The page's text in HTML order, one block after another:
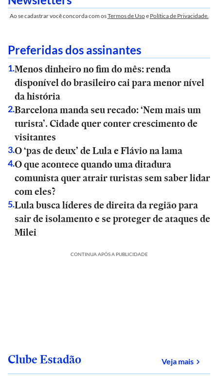
Ao se cadastrar você concorda com osTermos de Usoe Política de Privacidade.
Preferidas dos assinantes
1.Menos dinheiro no fim do mês: renda
disponível do brasileiro cai para menor nível
da história
2.Barcelona manda seu recado: ‘Nem mais um
turista’. Cidade quer conter crescimento de
visitantes
3.O ‘pas de deux’ de Lula e Flávio na lama
4.O que acontece quando uma ditadura
comunista quer atrair turistas sem saber lidar
com eles?
5.Lula busca líderes de direita da região para
sair de isolamento e se proteger de ataques de
Milei
CONTINUA APÓS A PUBLICIDADE
Clube Estadão Veja maissobre